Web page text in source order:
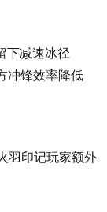
下减速冰径
冲锋效率降低
羽印记玩家额外